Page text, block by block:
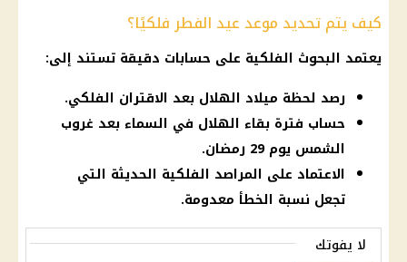
كيف يتم تحديد موعد عيد الفطر فلكيًا؟
يعتمد البحوث الفلكية على حسابات دقيقة تستند إلى:
رصد لحظة ميلاد الهلال بعد الاقتران الفلكي.
حساب فترة بقاء الهلال في السماء بعد غروب
الشمس يوم 29 رمضان.
الاعتماد على المراصد الفلكية الحديثة التي
تجعل نسبة الخطأ معدومة.
لا يفوتك